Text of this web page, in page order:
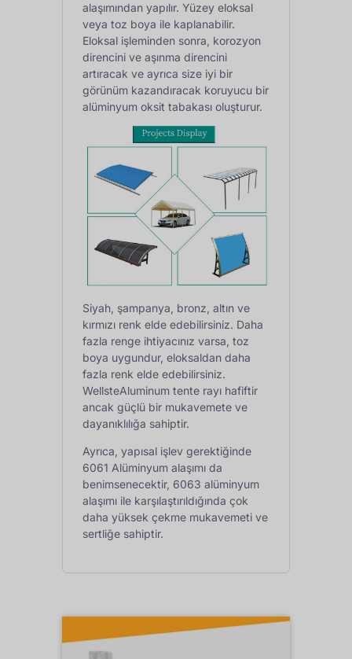
alaşımından yapılır. Yüzey eloksal
veya toz boya ile kaplanabilir.
Eloksal işleminden sonra, korozyon
direncini ve aşınma direncini
artıracak ve ayrıca size iyi bir
görünüm kazandıracak koruyucu bir
alüminyum oksit tabakası oluşturur.
Siyah, şampanya, bronz, altın ve
kırmızı renk elde edebilirsiniz. Daha
fazla renge ihtiyacınız varsa, toz
boya uygundur, eloksaldan daha
fazla renk elde edebilirsiniz.
WellsteAluminum tente rayı hafiftir
ancak güçlü bir mukavemete ve
dayanıklılığa sahiptir.
Ayrıca, yapısal işlev gerektiğinde
6061 Alüminyum alaşımı da
benimsenecektir, 6063 alüminyum
alaşımı ile karşılaştırıldığında çok
daha yüksek çekme mukavemeti ve
sertliğe sahiptir.